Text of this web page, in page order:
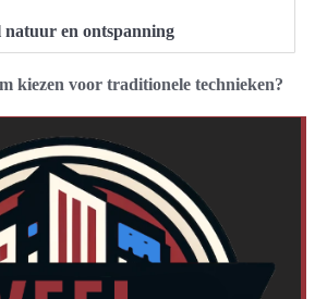
natuur en ontspanning
kiezen voor traditionele technieken?